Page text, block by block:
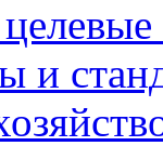
и